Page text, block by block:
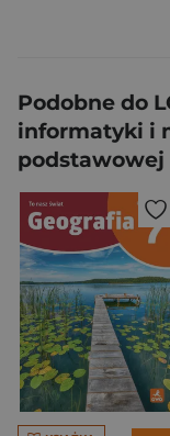
Podobne do
informatyki i
podstawowej